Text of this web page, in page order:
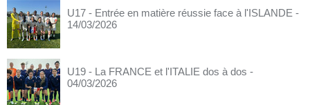
U17 - Entrée en matière réussie face à l'ISLANDE -
14/03/2026
U19 - La FRANCE et l'ITALIE dos à dos -
04/03/2026